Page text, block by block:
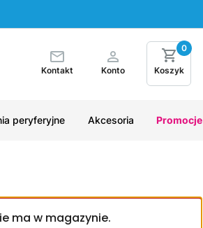
Kontakt Konto Koszyk
0
peryferyjne Akcesoria Promocje
ma w magazynie.